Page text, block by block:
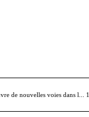
1
de nouvelles voies dans l...